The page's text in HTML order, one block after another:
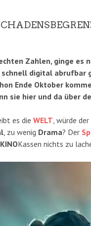
Zahlen, ginge es
digital abrufbar
Ende Oktober
sie hier und da über
es die WELT, würde
, zu wenig Drama? Der
KINOKassen nichts zu